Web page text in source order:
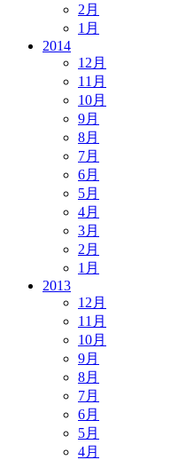
2月
1月
2014
12月
11月
10月
9月
8月
7月
6月
5月
4月
3月
2月
1月
2013
12月
11月
10月
9月
8月
7月
6月
5月
4月